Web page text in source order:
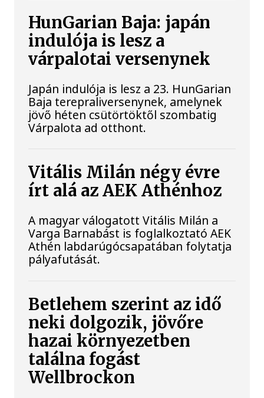
HunGarian Baja: japán
indulója is lesz a
várpalotai versenynek
Japán indulója is lesz a 23. HunGarian
Baja terepraliversenynek, amelynek
jövő héten csütörtöktől szombatig
Várpalota ad otthont.
Vitális Milán négy évre
írt alá az AEK Athénhoz
A magyar válogatott Vitális Milán a
Varga Barnabást is foglalkoztató AEK
Athén labdarúgócsapatában folytatja
pályafutását.
Betlehem szerint az idő
neki dolgozik, jövőre
hazai környezetben
találna fogást
Wellbrockon